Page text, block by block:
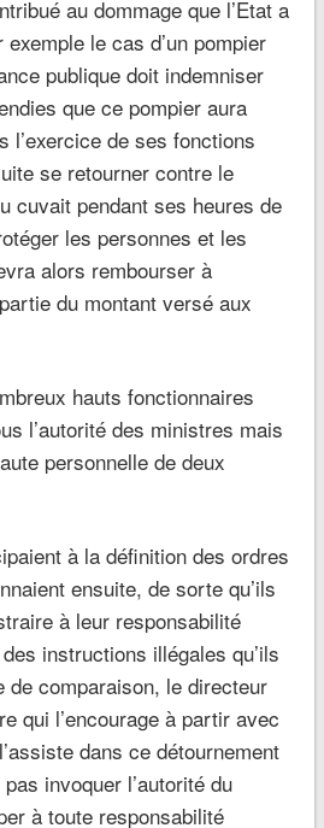
au dommage que l’Etat a
exemple le cas d’un pompier
publique doit indemniser
que ce pompier aura
l’exercice de ses fonctions
se retourner contre le
cuvait pendant ses heures de
les personnes et les
alors rembourser à
du montant versé aux
hauts fonctionnaires
l’autorité des ministres mais
personnelle de deux
à la définition des ordres
ensuite, de sorte qu’ils
à leur responsabilité
instructions illégales qu’ils
comparaison, le directeur
qui l’encourage à partir avec
dans ce détournement
invoquer l’autorité du
à toute responsabilité